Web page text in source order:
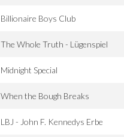
Billionaire Boys Club
The Whole Truth - Lügenspiel
Midnight Special
When the Bough Breaks
LBJ - John F. Kennedys Erbe